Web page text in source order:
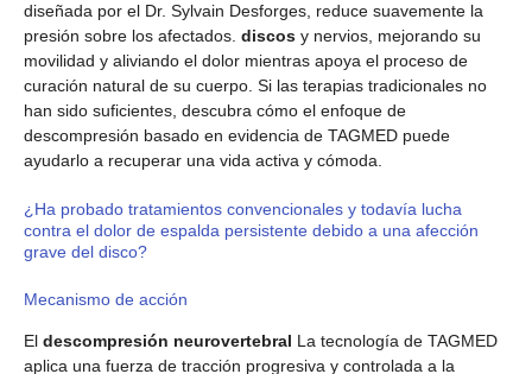
diseñada por el Dr. Sylvain Desforges, reduce suavemente la
presión sobre los afectados. discos y nervios, mejorando su
movilidad y aliviando el dolor mientras apoya el proceso de
curación natural de su cuerpo. Si las terapias tradicionales no
han sido suficientes, descubra cómo el enfoque de
descompresión basado en evidencia de TAGMED puede
ayudarlo a recuperar una vida activa y cómoda.
¿Ha probado tratamientos convencionales y todavía lucha
contra el dolor de espalda persistente debido a una afección
grave del disco?
Mecanismo de acción
El descompresión neurovertebral La tecnología de TAGMED
aplica una fuerza de tracción progresiva y controlada a la